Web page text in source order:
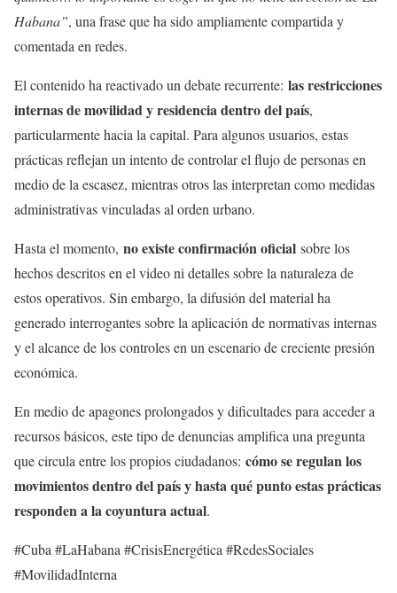
Habana”, una frase que ha sido ampliamente compartida y
comentada en redes.
El contenido ha reactivado un debate recurrente: las restricciones
internas de movilidad y residencia dentro del país,
particularmente hacia la capital. Para algunos usuarios, estas
prácticas reflejan un intento de controlar el flujo de personas en
medio de la escasez, mientras otros las interpretan como medidas
administrativas vinculadas al orden urbano.
Hasta el momento, no existe confirmación oficial sobre los
hechos descritos en el video ni detalles sobre la naturaleza de
estos operativos. Sin embargo, la difusión del material ha
generado interrogantes sobre la aplicación de normativas internas
y el alcance de los controles en un escenario de creciente presión
económica.
En medio de apagones prolongados y dificultades para acceder a
recursos básicos, este tipo de denuncias amplifica una pregunta
que circula entre los propios ciudadanos: cómo se regulan los
movimientos dentro del país y hasta qué punto estas prácticas
responden a la coyuntura actual.
#Cuba #LaHabana #CrisisEnergética #RedesSociales
#MovilidadInterna